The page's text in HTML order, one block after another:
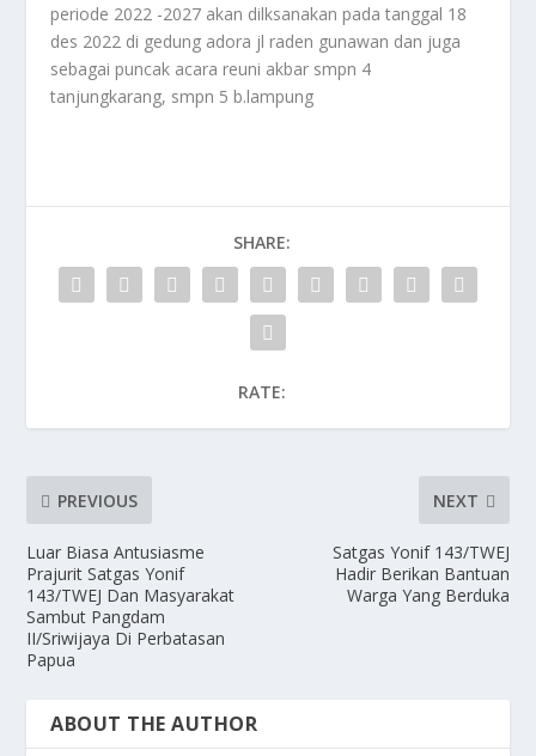
periode 2022 -2027 akan dilksanakan pada tanggal 18
des 2022 di gedung adora jl raden gunawan dan juga
sebagai puncak acara reuni akbar smpn 4
tanjungkarang, smpn 5 b.lampung
SHARE:
RATE:
PREVIOUS
Luar Biasa Antusiasme
Prajurit Satgas Yonif
143/TWEJ Dan Masyarakat
Sambut Pangdam
II/Sriwijaya Di Perbatasan
Papua
NEXT
Satgas Yonif 143/TWEJ
Hadir Berikan Bantuan
Warga Yang Berduka
ABOUT THE AUTHOR